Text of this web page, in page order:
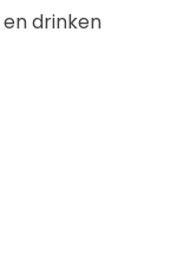
drinken